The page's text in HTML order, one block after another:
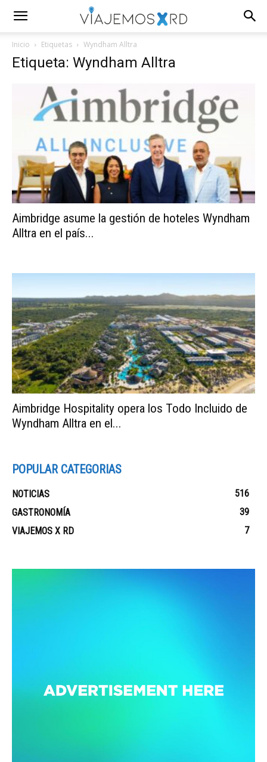
Inicio Etiquetas Wyndham Alltra
Etiqueta: Wyndham Alltra
Aimbridge asume la gestión de hoteles Wyndham
Alltra en el país...
Aimbridge Hospitality opera los Todo Incluido de
Wyndham Alltra en el...
POPULAR CATEGORIAS
NOTICIAS
516
GASTRONOMÍA
39
VIAJEMOS X RD
7